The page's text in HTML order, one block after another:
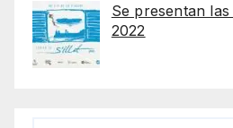
Se presentan
2022